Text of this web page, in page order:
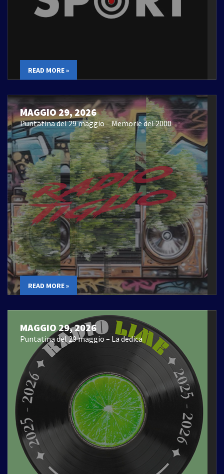
READ MORE »
MAGGIO 29, 2026
Puntatina del 29 maggio – Memorie del 2000
READ MORE »
MAGGIO 29, 2026
Puntatina del 29 maggio – La dedica